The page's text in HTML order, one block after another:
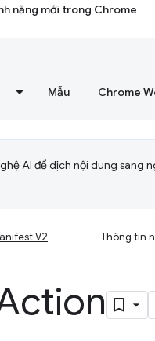
năng mới trong Chrome
Mẫu Chrome
AI để dịch nội dung sang
V2
Thông tin